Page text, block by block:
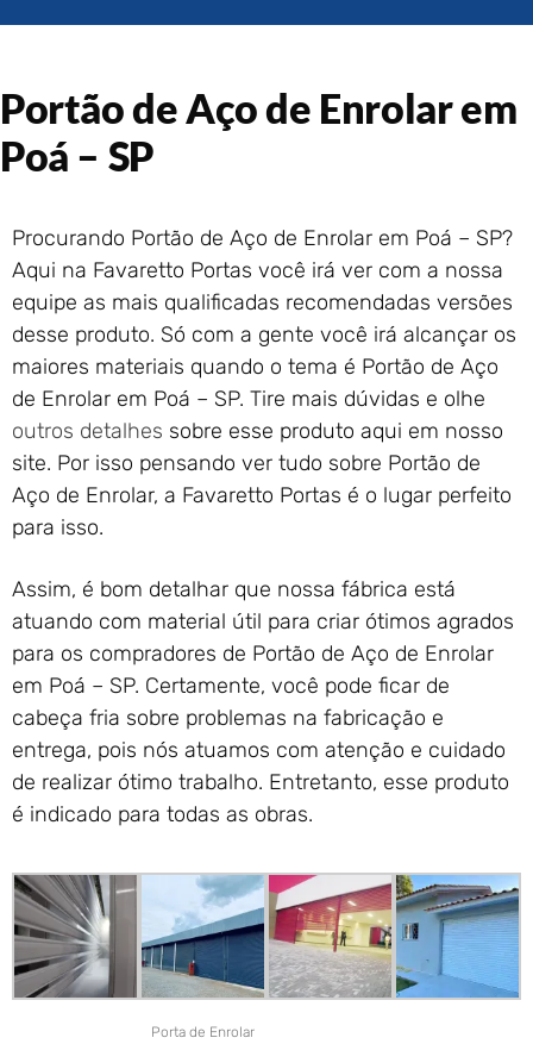
Portão de Garagem de
Enrolar em Queimados – RJ
Enrolar em Paraty – RJ
Portão de Garagem de
Enrolar em Nova Iguaçu – RJ
Portão de Garagem de
Enrolar em Nova Friburgo –
RJ
Portão de Aço de Enrolar em
Poá – SP
Procurando Portão de Aço de Enrolar em Poá – SP?
Aqui na Favaretto Portas você irá ver com a nossa
equipe as mais qualificadas recomendadas versões
desse produto. Só com a gente você irá alcançar os
maiores materiais quando o tema é Portão de Aço
de Enrolar em Poá – SP. Tire mais dúvidas e olhe
outros detalhes sobre esse produto aqui em nosso
site. Por isso pensando ver tudo sobre Portão de
Aço de Enrolar, a Favaretto Portas é o lugar perfeito
para isso.
Assim, é bom detalhar que nossa fábrica está
atuando com material útil para criar ótimos agrados
para os compradores de Portão de Aço de Enrolar
em Poá – SP. Certamente, você pode ficar de
cabeça fria sobre problemas na fabricação e
entrega, pois nós atuamos com atenção e cuidado
de realizar ótimo trabalho. Entretanto, esse produto
é indicado para todas as obras.
Porta de Enrolar